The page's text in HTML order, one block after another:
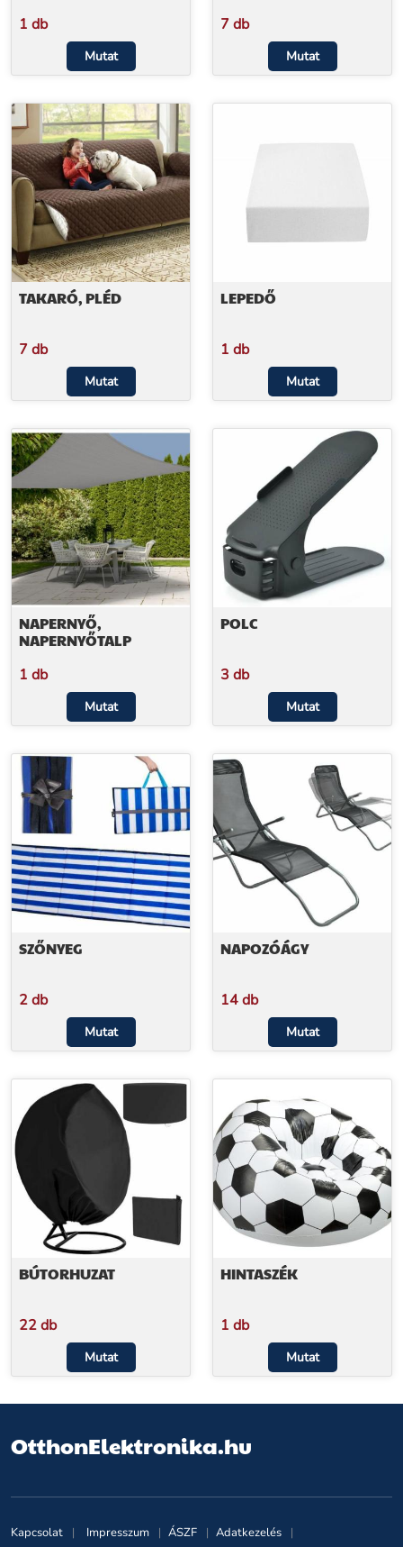
1 db
Mutat
7 db
Mutat
TAKARÓ, PLÉD
7 db
Mutat
LEPEDŐ
1 db
Mutat
NAPERNYŐ,
NAPERNYŐTALP
1 db
Mutat
POLC
3 db
Mutat
SZŐNYEG
2 db
Mutat
NAPOZÓÁGY
14 db
Mutat
BÚTORHUZAT
22 db
Mutat
HINTASZÉK
1 db
Mutat
OtthonElektronika.hu
Kapcsolat Impresszum ÁSZF Adatkezelés